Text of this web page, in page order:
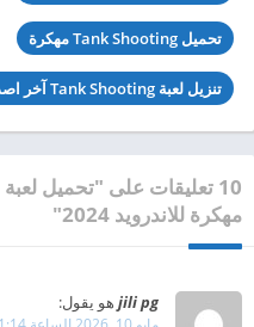
تحميل Tank Shooting مهكرة
تنزيل لعبة Tank Shooting آخر اصدار
مهكرة للاندرويد 2024"
jili pg هو يقول: